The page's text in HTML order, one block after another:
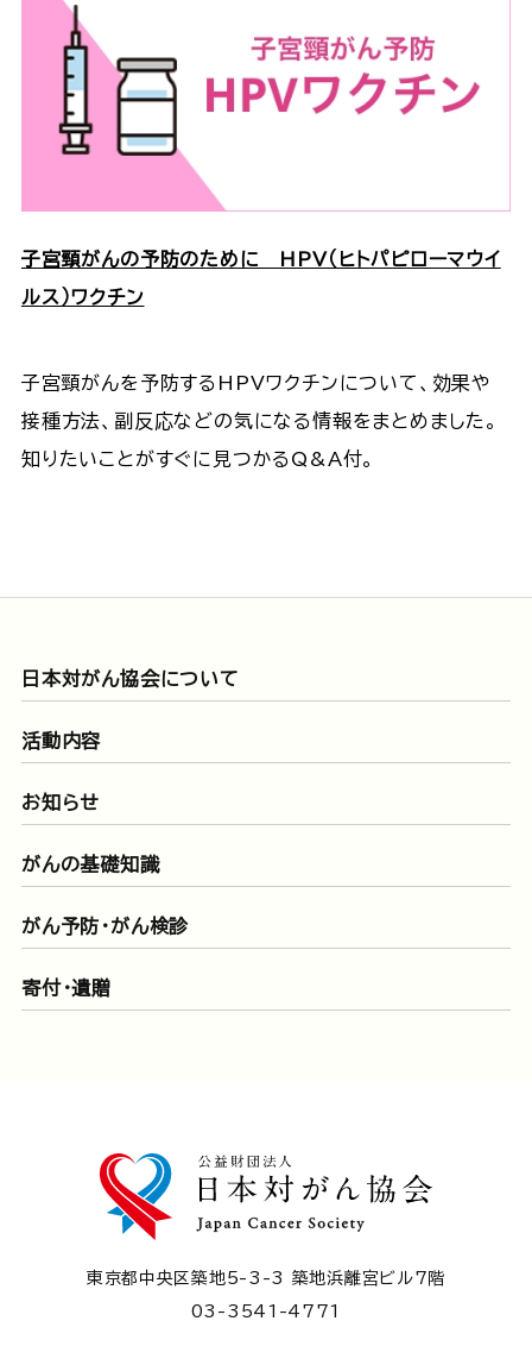
子宮頸がんの予防のために HPV（ヒトパピローマウイ
ルス）ワクチン
子宮頸がんを予防するHPVワクチンについて、効果や
接種方法、副反応などの気になる情報をまとめました。
知りたいことがすぐに見つかるQ&A付。
日本対がん協会について
活動内容
お知らせ
がんの基礎知識
がん予防・がん検診
寄付・遺贈
東京都中央区築地5-3-3 築地浜離宮ビル7階
03-3541-4771